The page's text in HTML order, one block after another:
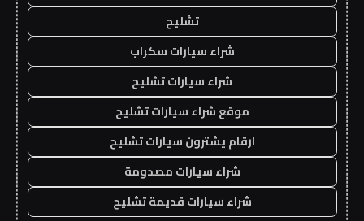
تشليح
شراء سيارات سكراب
شراء سيارات تشليح
موقع شراء سيارات تشليح
ارقام يشترون سيارات تشليح
شراء سيارات مصدومة
شراء سيارات قديمة تشليح